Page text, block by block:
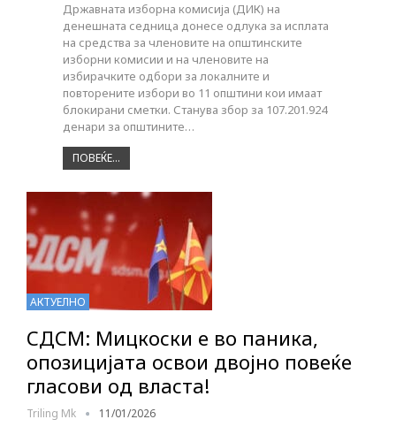
Државната изборна комисија (ДИК) на
денешната седница донесе одлука за исплата
на средства за членовите на општинските
изборни комисии и на членовите на
избирачките одбори за локалните и
повторените избори во 11 општини кои имаат
блокирани сметки. Станува збор за 107.201.924
денари за општините…
ПОВЕЌЕ...
АКТУЕЛНО
СДСМ: Мицкоски е во паника,
опозицијата освои двојно повеќе
гласови од власта!
Triling Mk 11/01/2026